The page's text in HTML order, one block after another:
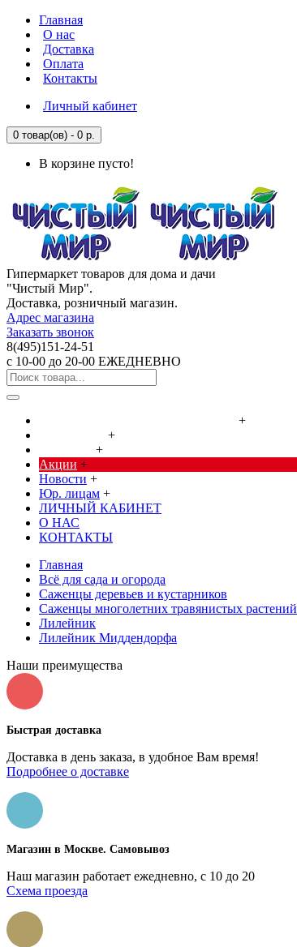
Главная
О нас
Доставка
Оплата
Контакты
Личный кабинет
0 товар(ов) - 0 р.
В корзине пусто!
Гипермаркет товаров для дома и дачи
"Чистый Мир".
Доставка, розничный магазин.
Адрес магазина
Заказать звонок
8(495)151-24-51
с 10-00 до 20-00 ЕЖЕДНЕВНО
+
+
+
Акции +
Новости +
Юр. лицам +
ЛИЧНЫЙ КАБИНЕТ
О НАС
КОНТАКТЫ
Главная
Всё для сада и огорода
Саженцы деревьев и кустарников
Саженцы многолетних травянистых растений
Лилейник
Лилейник Миддендорфа
Наши преимущества
Быстрая доставка
Доставка в день заказа, в удобное Вам время!
Подробнее о доставке
Магазин в Москве. Самовывоз
Наш магазин работает ежедневно, с 10 до 20
Схема проезда